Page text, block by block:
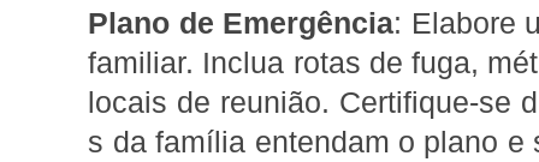
Plano de Emergência: Elabore
familiar. Inclua rotas de fuga,
locais de reunião. Certifique-se
s da família entendam o plano e